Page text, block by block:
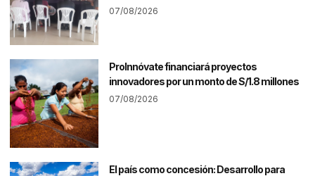
07/08/2026
ProInnóvate financiará proyectos
innovadores por un monto de S/1.8 millones
07/08/2026
El país como concesión: Desarrollo para